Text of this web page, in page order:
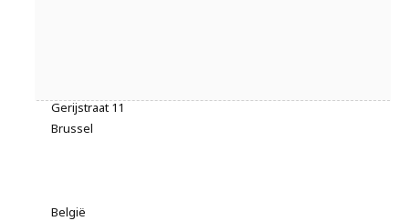
Gerijstraat 11
Brussel
België